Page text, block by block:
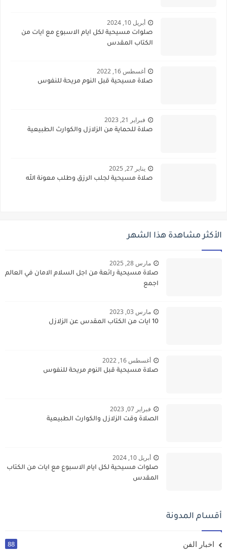
أبريل 10, 2024
صلوات مسيحية لكل ايام الاسبوع مع ايات من
الكتاب المقدس
أغسطس 16, 2022
صلاة مسيحية قبل النوم مريحة للنفوس
فبراير 21, 2023
صلاة للحماية من الزلازل والكوارث الطبيعية
يناير 27, 2025
صلاة مسيحية لجلب الرزق وطلب معونة الله
الأكثر مشاهدة هذا الشهر
مارس 28, 2025
صلاة مسيحية رائعة من اجل السلام الامان في العالم
اجمع
مارس 03, 2023
10 ايات من الكتاب المقدس عن الزلازل
أغسطس 16, 2022
صلاة مسيحية قبل النوم مريحة للنفوس
فبراير 07, 2023
الصلاة وقت الزلازل والكوارث الطبيعية
أبريل 10, 2024
صلوات مسيحية لكل ايام الاسبوع مع ايات من الكتاب
المقدس
أقسام المدونة
اخبار الفن 88